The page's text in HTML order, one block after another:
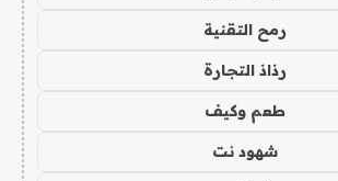
رمح التقنية
رذاذ التجارة
طعم وكيف
شهود نت